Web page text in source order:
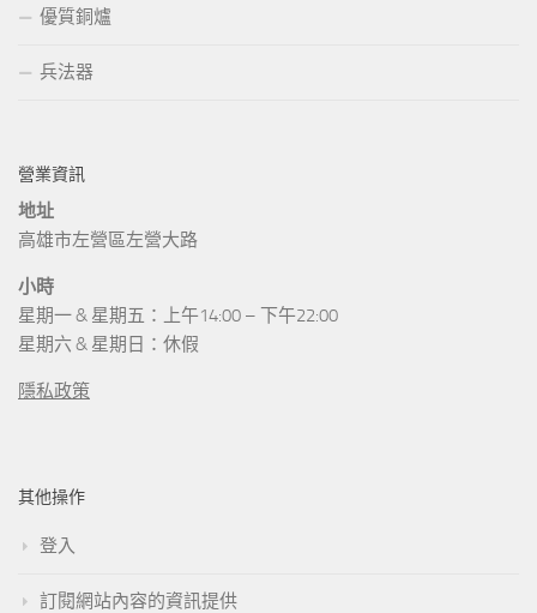
優質銅爐
兵法器
營業資訊
地址
高雄市左營區左營大路
小時
星期一 & 星期五：上午14:00 – 下午22:00
星期六 & 星期日：休假
隱私政策
其他操作
登入
訂閱網站內容的資訊提供